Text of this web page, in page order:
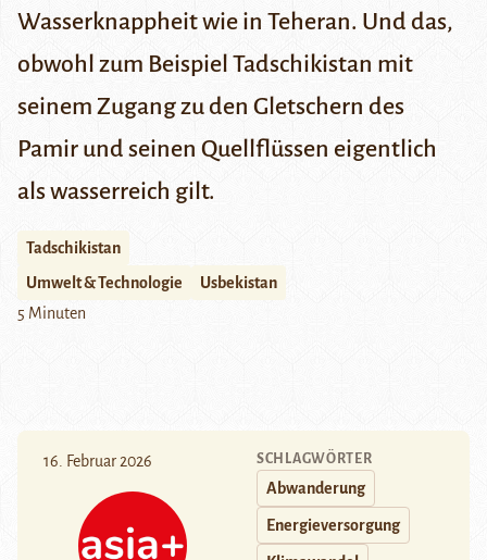
Wasserknappheit wie in Teheran. Und das,
obwohl zum Beispiel Tadschikistan mit
seinem Zugang zu den Gletschern des
Pamir und seinen Quellflüssen eigentlich
als wasserreich gilt.
Tadschikistan
Umwelt & Technologie
Usbekistan
5 Minuten
16. Februar 2026 SCHLAGWÖRTER
Abwanderung
Energieversorgung